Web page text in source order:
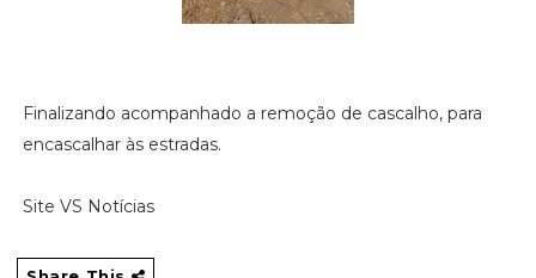
Finalizando acompanhado a remoção de cascalho, para
encascalhar às estradas.
Site VS Notícias